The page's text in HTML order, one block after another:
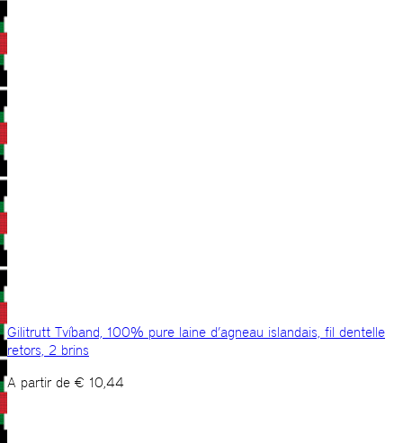
Gilitrutt Tvíband, 100% pure laine d’agneau islandais, fil dentelle
retors, 2 brins
A partir de € 10,44